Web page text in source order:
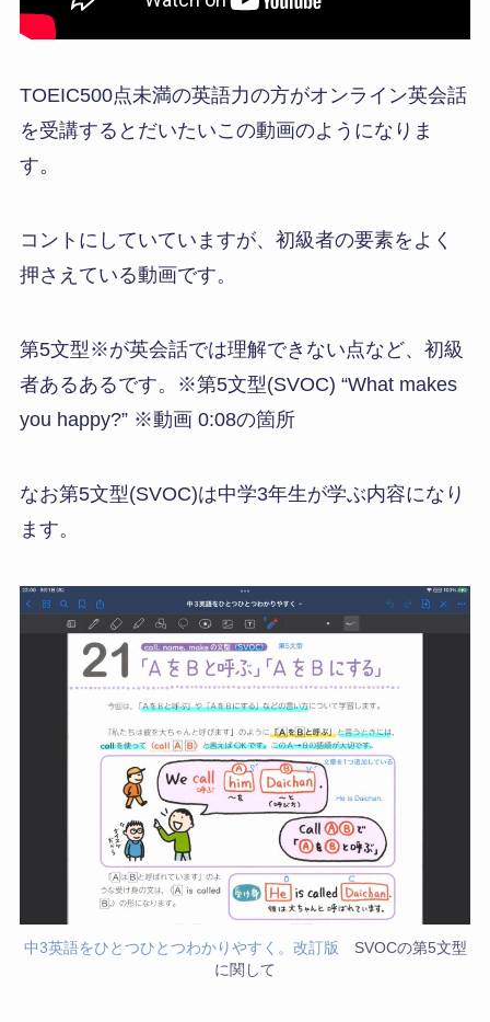
TOEIC500点未満の英語力の方がオンライン英会話
を受講するとだいたいこの動画のようになりま
す。
コントにしていていますが、初級者の要素をよく
押さえている動画です。
第5文型※が英会話では理解できない点など、初級
者あるあるです。※第5文型(SVOC) “What makes
you happy?” ※動画 0:08の箇所
なお第5文型(SVOC)は中学3年生が学ぶ内容になり
ます。
中3英語をひとつひとつわかりやすく。改訂版 SVOCの第5文型
に関して